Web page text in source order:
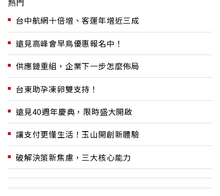
熱門
台中航網十倍增、客運年增近三成
遠見高峰會早鳥優惠報名中！
供應鏈重組，企業下一步怎麼佈局
台東助孕凍卵雙支持！
遠見40週年慶典，限時盛大開啟
讓支付更懂生活！玉山開創新體驗
破解決策新焦慮，三大核心能力